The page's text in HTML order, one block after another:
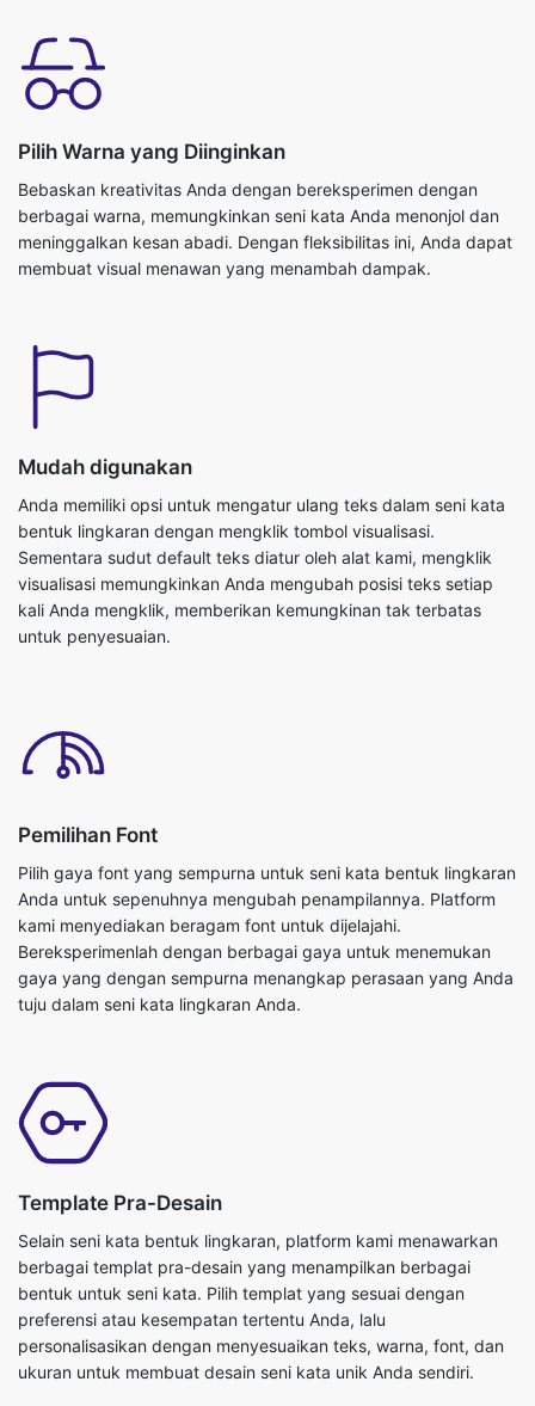
Pilih Warna yang Diinginkan
Bebaskan kreativitas Anda dengan bereksperimen dengan
berbagai warna, memungkinkan seni kata Anda menonjol dan
meninggalkan kesan abadi. Dengan fleksibilitas ini, Anda dapat
membuat visual menawan yang menambah dampak.
Mudah digunakan
Anda memiliki opsi untuk mengatur ulang teks dalam seni kata
bentuk lingkaran dengan mengklik tombol visualisasi.
Sementara sudut default teks diatur oleh alat kami, mengklik
visualisasi memungkinkan Anda mengubah posisi teks setiap
kali Anda mengklik, memberikan kemungkinan tak terbatas
untuk penyesuaian.
Pemilihan Font
Pilih gaya font yang sempurna untuk seni kata bentuk lingkaran
Anda untuk sepenuhnya mengubah penampilannya. Platform
kami menyediakan beragam font untuk dijelajahi.
Bereksperimenlah dengan berbagai gaya untuk menemukan
gaya yang dengan sempurna menangkap perasaan yang Anda
tuju dalam seni kata lingkaran Anda.
Template Pra-Desain
Selain seni kata bentuk lingkaran, platform kami menawarkan
berbagai templat pra-desain yang menampilkan berbagai
bentuk untuk seni kata. Pilih templat yang sesuai dengan
preferensi atau kesempatan tertentu Anda, lalu
personalisasikan dengan menyesuaikan teks, warna, font, dan
ukuran untuk membuat desain seni kata unik Anda sendiri.